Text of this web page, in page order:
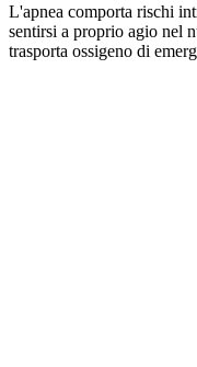
L'apnea comporta rischi
sentirsi a proprio agio nel
trasporta ossigeno di